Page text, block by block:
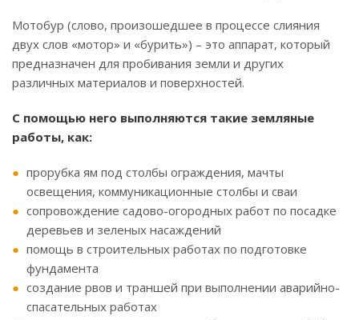
Мотобур (слово, произошедшее в процессе слияния
двух слов «мотор» и «бурить») – это аппарат, который
предназначен для пробивания земли и других
различных материалов и поверхностей.
С помощью него выполняются такие земляные
работы, как:
прорубка ям под столбы ограждения, мачты
освещения, коммуникационные столбы и сваи
сопровождение садово-огородных работ по посадке
деревьев и зеленых насаждений
помощь в строительных работах по подготовке
фундамента
создание рвов и траншей при выполнении аварийно-
спасательных работах